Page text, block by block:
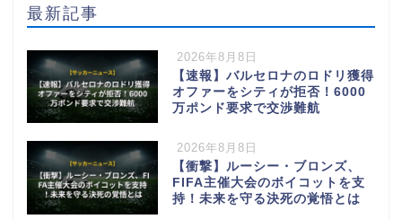
最新記事
2026年8月8日
【速報】バルセロナのロドリ獲得
オファーをシティが拒否！6000
万ポンド要求で交渉難航
2026年8月8日
【衝撃】ルーシー・ブロンズ、
FIFA主催大会のボイコットを支
持！未来を守る決死の覚悟とは